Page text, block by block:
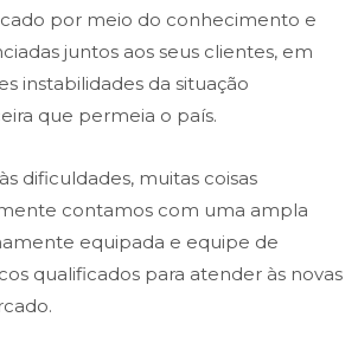
por meio do conhecimento e
juntos aos seus clientes, em
instabilidades da situação
que permeia o país.
dificuldades, muitas coisas
contamos com uma ampla
equipada e equipe de
qualificados para atender às novas